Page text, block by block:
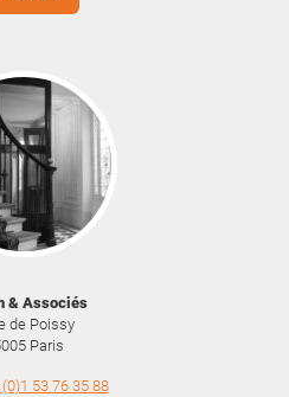
& Associés
de Poissy
Paris
53 76 35 88